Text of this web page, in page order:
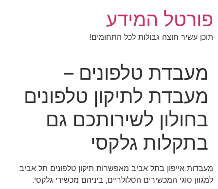
לתוכן
פורטל המידע
תוכן עשיר חוצה גבולות לכל התחומים!
מעבדת טלפונים –
מעבדת לתיקון טלפונים
בחולון לשירותכם גם
בתקלות גלקסי
מעבדות אייפון בתל אביב מאפשרות תיקון טלפונים תל אביב
למגוון סוגי המכשירים הסלולריים, ביניהם מכשירי גלקסי.